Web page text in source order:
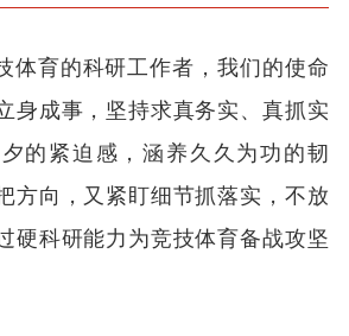
体育的科研工作者，我们的使命
身成事，坚持求真务实、真抓实
的紧迫感，涵养久久为功的韧
方向，又紧盯细节抓落实，不放
硬科研能力为竞技体育备战攻坚